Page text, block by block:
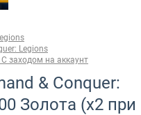
Legions
заходом на аккаунт
& Conquer:
Золота (x2 при